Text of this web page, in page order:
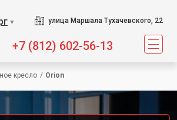
▼ улица Маршала Тухачевского, 22
+7 (812) 602-56-13
кресло / Orion